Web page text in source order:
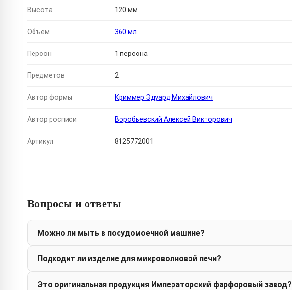
Высота 120 мм
Объем 360 мл
Персон 1 персона
Предметов 2
Автор формы Криммер Эдуард Михайлович
Автор росписи Воробьевский Алексей Викторович
Артикул 8125772001
Вопросы и ответы
Можно ли мыть в посудомоечной машине?
Подходит ли изделие для микроволновой печи?
Это оригинальная продукция Императорский фарфоровый завод?